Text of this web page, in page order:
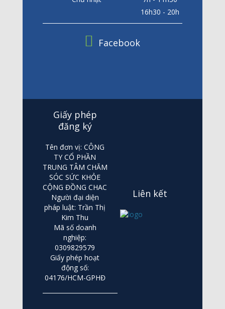
16h30 - 20h
Facebook
Giấy phép
đăng ký
Tên đơn vị: CÔNG
TY CỔ PHẦN
TRUNG TÂM CHĂM
SÓC SỨC KHỎE
CỘNG ĐỒNG CHAC
Người đại diện
pháp luật: Trần Thị
Kim Thu
Mã số doanh
nghiệp:
0309829579
Giấy phép hoạt
động số:
04176/HCM-GPHĐ
Liên kết